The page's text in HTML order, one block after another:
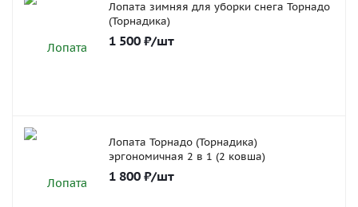
Лопата зимняя для уборки снега Торнадо
(Торнадика)
1 500 ₽/шт
Лопата Торнадо (Торнадика)
эргономичная 2 в 1 (2 ковша)
1 800 ₽/шт